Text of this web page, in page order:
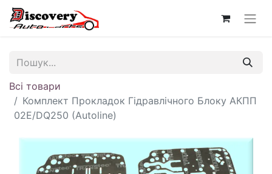
Всі товари
Комплект Прокладок Гідравлічного Блоку АКПП
02E/DQ250 (Autoline)